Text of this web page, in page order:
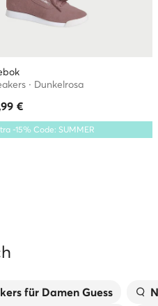
· Dunkelrosa
€
-15% Code: SUMMER
für Damen Guess